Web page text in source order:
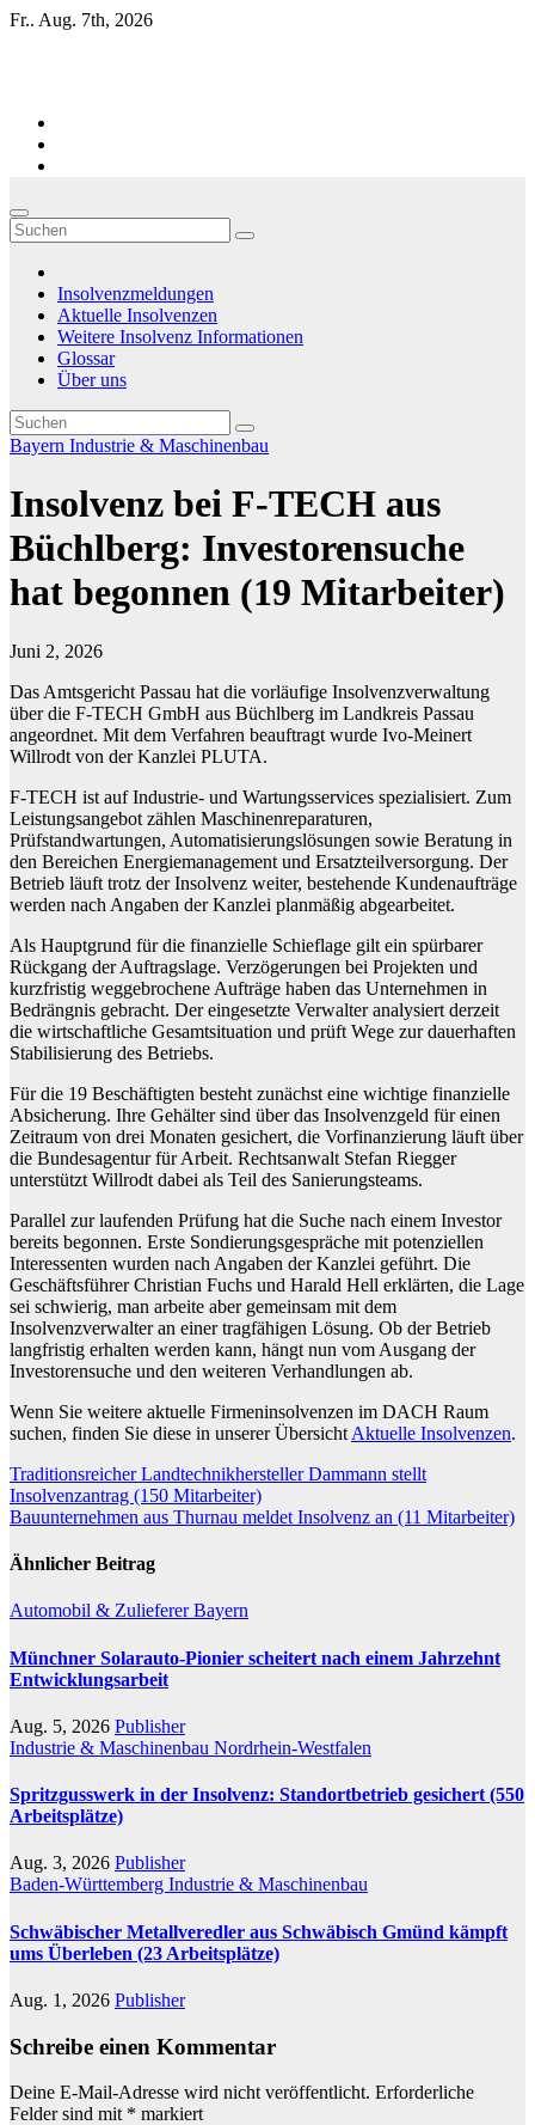
Zum
Fr.. Aug. 7th, 2026
Insolvenzmeldungen
Aktuelle Insolvenzen
Weitere Insolvenz Informationen
Glossar
Über uns
Bayern Industrie & Maschinenbau
Insolvenz bei F-TECH aus
Büchlberg: Investorensuche
hat begonnen (19 Mitarbeiter)
Juni 2, 2026
Das Amtsgericht Passau hat die vorläufige Insolvenzverwaltung
über die F-TECH GmbH aus Büchlberg im Landkreis Passau
angeordnet. Mit dem Verfahren beauftragt wurde Ivo-Meinert
Willrodt von der Kanzlei PLUTA.
F-TECH ist auf Industrie- und Wartungsservices spezialisiert. Zum
Leistungsangebot zählen Maschinenreparaturen,
Prüfstandwartungen, Automatisierungslösungen sowie Beratung in
den Bereichen Energiemanagement und Ersatzteilversorgung. Der
Betrieb läuft trotz der Insolvenz weiter, bestehende Kundenaufträge
werden nach Angaben der Kanzlei planmäßig abgearbeitet.
Als Hauptgrund für die finanzielle Schieflage gilt ein spürbarer
Rückgang der Auftragslage. Verzögerungen bei Projekten und
kurzfristig weggebrochene Aufträge haben das Unternehmen in
Bedrängnis gebracht. Der eingesetzte Verwalter analysiert derzeit
die wirtschaftliche Gesamtsituation und prüft Wege zur dauerhaften
Stabilisierung des Betriebs.
Für die 19 Beschäftigten besteht zunächst eine wichtige finanzielle
Absicherung. Ihre Gehälter sind über das Insolvenzgeld für einen
Zeitraum von drei Monaten gesichert, die Vorfinanzierung läuft über
die Bundesagentur für Arbeit. Rechtsanwalt Stefan Riegger
unterstützt Willrodt dabei als Teil des Sanierungsteams.
Parallel zur laufenden Prüfung hat die Suche nach einem Investor
bereits begonnen. Erste Sondierungsgespräche mit potenziellen
Interessenten wurden nach Angaben der Kanzlei geführt. Die
Geschäftsführer Christian Fuchs und Harald Hell erklärten, die Lage
sei schwierig, man arbeite aber gemeinsam mit dem
Insolvenzverwalter an einer tragfähigen Lösung. Ob der Betrieb
langfristig erhalten werden kann, hängt nun vom Ausgang der
Investorensuche und den weiteren Verhandlungen ab.
Wenn Sie weitere aktuelle Firmeninsolvenzen im DACH Raum
suchen, finden Sie diese in unserer Übersicht Aktuelle Insolvenzen.
Beitragsnavigation
Traditionsreicher Landtechnikhersteller Dammann stellt
Insolvenzantrag (150 Mitarbeiter)
Bauunternehmen aus Thurnau meldet Insolvenz an (11 Mitarbeiter)
Ähnlicher Beitrag
Automobil & ZuliefererBayern
Münchner Solarauto-Pionier scheitert nach einem Jahrzehnt
Entwicklungsarbeit
Aug. 5, 2026 Publisher
Industrie & Maschinenbau Nordrhein-Westfalen
Spritzgusswerk in der Insolvenz: Standortbetrieb gesichert (550
Arbeitsplätze)
Aug. 3, 2026 Publisher
Baden-Württemberg Industrie & Maschinenbau
Schwäbischer Metallveredler aus Schwäbisch Gmünd kämpft
ums Überleben (23 Arbeitsplätze)
Aug. 1, 2026 Publisher
Schreibe einen Kommentar
Deine E-Mail-Adresse wird nicht veröffentlicht. Erforderliche
Felder sind mit * markiert